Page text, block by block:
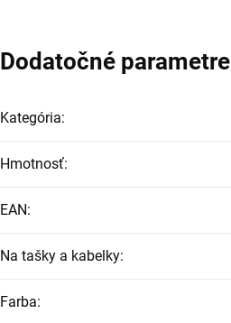
Dodatočné parametre
Kategória:
Hmotnosť:
EAN:
Na tašky a kabelky:
Farba: